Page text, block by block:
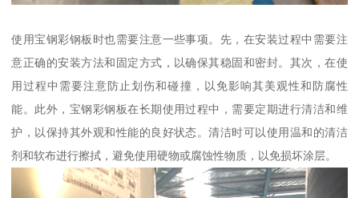
使用宝钢彩钢板时也需要注意一些事项。先，在安装过程中需要注
意正确的安装方法和固定方式，以确保其稳固和密封。其次，在使
用过程中需要注意防止划伤和碰撞，以免影响其美观性和防腐性
能。此外，宝钢彩钢板在长期使用过程中，需要定期进行清洁和维
护，以保持其外观和性能的良好状态。清洁时可以使用温和的清洁
剂和软布进行擦拭，避免使用硬物或腐蚀性物质，以免损坏涂层。